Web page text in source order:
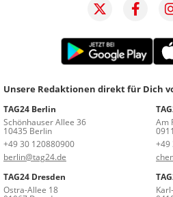
Unsere Redaktionen direkt für Dich
TAG24 Berlin
Schönhauser Allee 36
10435 Berlin
+49 30 120880900
berlin@tag24.de
Am
+49
TAG24 Dresden
Ostra-Allee 18